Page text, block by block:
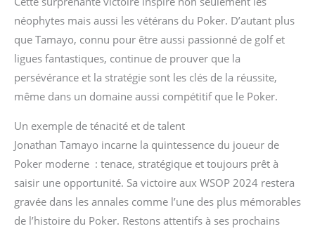
néophytes mais aussi les vétérans du Poker. D’autant plus
que Tamayo, connu pour être aussi passionné de golf et
ligues fantastiques, continue de prouver que la
persévérance et la stratégie sont les clés de la réussite,
même dans un domaine aussi compétitif que le Poker.
Un exemple de ténacité et de talent
Jonathan Tamayo incarne la quintessence du joueur de
Poker moderne : tenace, stratégique et toujours prêt à
saisir une opportunité. Sa victoire aux WSOP 2024 restera
gravée dans les annales comme l’une des plus mémorables
de l’histoire du Poker. Restons attentifs à ses prochains